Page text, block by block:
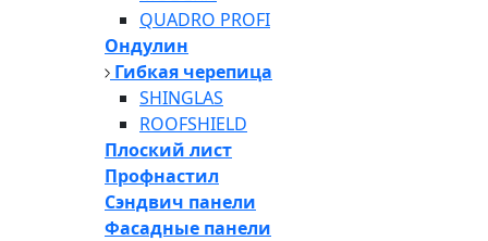
QUADRO PROFI
Ондулин
Гибкая черепица
SHINGLAS
ROOFSHIELD
Плоский лист
Профнастил
Сэндвич панели
Фасадные панели